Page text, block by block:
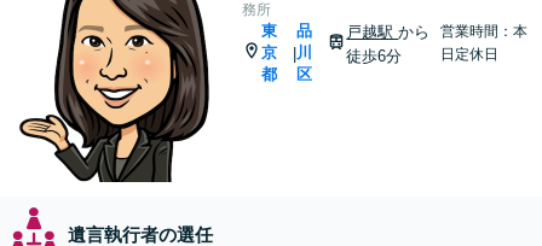
務所
東
京
都
|
品
川
区
戸越駅から
徒歩6分
営業時間：本
日定休日
遺言執行者の選任